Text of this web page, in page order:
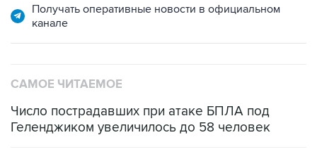
Получать оперативные новости в официальном
канале
САМОЕ ЧИТАЕМОЕ
Число пострадавших при атаке БПЛА под
Геленджиком увеличилось до 58 человек